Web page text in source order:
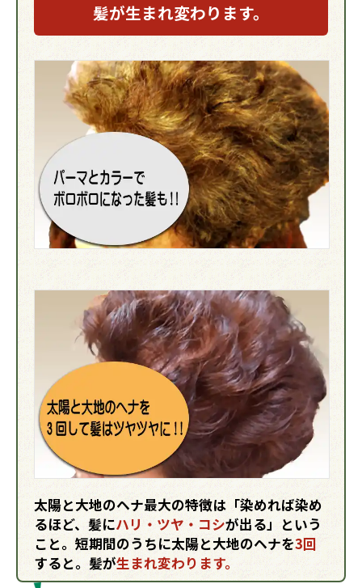
髪が生まれ変わります。
太陽と大地のヘナ最大の特徴は「染めれば染め
るほど、髪にハリ・ツヤ・コシが出る」という
こと。短期間のうちに太陽と大地のヘナを3回
すると。髪が生まれ変わります。